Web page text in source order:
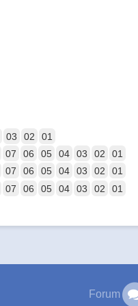
03 02 01
07 06 05 04 03 02 01
07 06 05 04 03 02 01
07 06 05 04 03 02
01
Forum